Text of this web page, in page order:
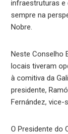
infraestruturas e
sempre na
Nobre.
Neste Conselho
locais tiveram
à comitiva da
presidente,
Fernández, vice-
O Presidente do